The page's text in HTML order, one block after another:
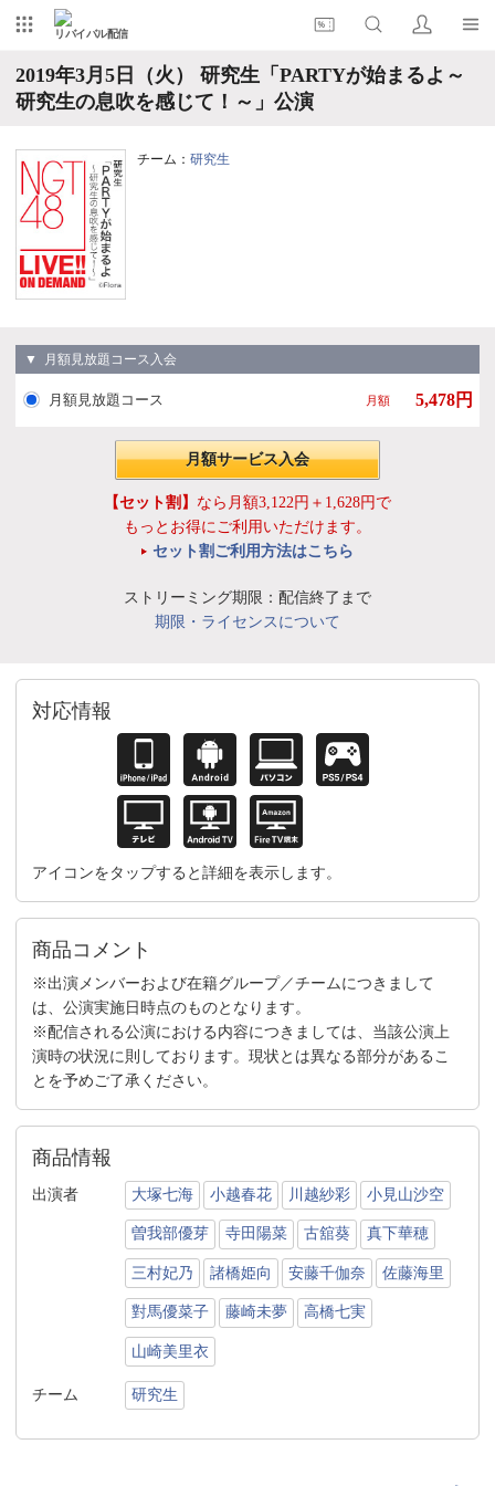
リバイバル配信
2019年3月5日（火） 研究生「PARTYが始まるよ～
研究生の息吹を感じて！～」公演
チーム： 研究生
▼ 月額見放題コース入会
月額見放題コース 月額 5,478円
月額サービス入会
【セット割】 なら月額3,122円＋1,628円で
もっとお得にご利用いただけます。
セット割ご利用方法はこちら
ストリーミング期限：配信終了まで
期限・ライセンスについて
対応情報
アイコンをタップすると詳細を表示します。
商品コメント
※出演メンバーおよび在籍グループ／チームにつきまして
は、公演実施日時点のものとなります。
※配信される公演における内容につきましては、当該公演上
演時の状況に則しております。現状とは異なる部分があるこ
とを予めご了承ください。
商品情報
出演者 大塚七海 小越春花 川越紗彩 小見山沙空
曽我部優芽 寺田陽菜 古舘葵 真下華穂
三村妃乃 諸橋姫向 安藤千伽奈 佐藤海里
對馬優菜子 藤崎未夢 高橋七実
山崎美里衣
チーム 研究生